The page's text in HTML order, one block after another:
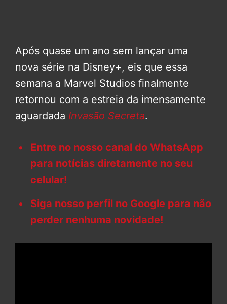
Após quase um ano sem lançar uma
nova série na Disney+, eis que essa
semana a Marvel Studios finalmente
retornou com a estreia da imensamente
aguardada Invasão Secreta.
Entre no nosso canal do WhatsApp
para notícias diretamente no seu
celular!
Siga nosso perfil no Google para não
perder nenhuma novidade!